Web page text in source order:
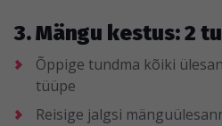
3. Mängu kestus: 2
Õppige tundma kõiki
tüüpe
Reisige jalgsi